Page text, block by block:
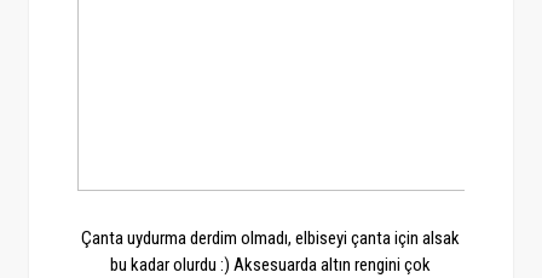
Çanta uydurma derdim olmadı, elbiseyi çanta için alsak
bu kadar olurdu :) Aksesuarda altın rengini çok